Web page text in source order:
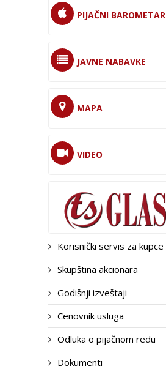
PIJAČNI BAROMETAR
JAVNE NABAVKE
MAPA
VIDEO
Korisnički servis za kupce
Skupština akcionara
Godišnji izveštaji
Cenovnik usluga
Odluka o pijačnom redu
Dokumenti